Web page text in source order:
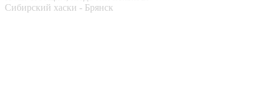
Сибирский хаски - Брянск